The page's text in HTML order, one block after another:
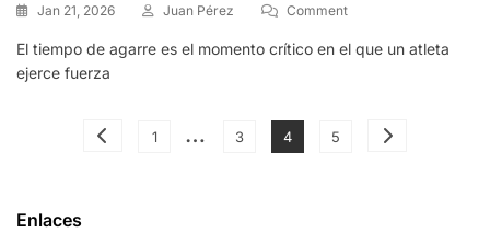
Jan 21, 2026 Juan Pérez CommentOn
Del
Impacto
El tiempo de agarre es el momento crítico en el que un atleta
ejerce fuerza
Posts
Page
1 … Page
3 Page
4 Page
5
Enlaces